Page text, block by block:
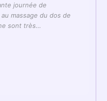
journée de
massage du dos de
sont très…